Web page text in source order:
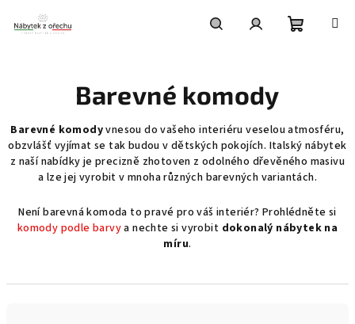
obsah
Barevné komody
Barevné komodyvnesou do vašeho interiéru veselou atmosféru,
obzvlášť vyjímat se tak budou v dětských pokojích. Italský nábytek
z naší nabídky je precizně zhotoven z odolného dřevěného masivu
a lze jej vyrobit v mnoha různých barevných variantách.
Není barevná komoda to pravé pro váš interiér? Prohlédněte si
komody podle barvya nechte si vyrobit dokonalý nábytek na
míru.